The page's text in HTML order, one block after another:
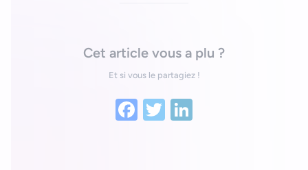
Cet article vous a plu ?
Et si vous le partagiez !
Facebook
Twitter